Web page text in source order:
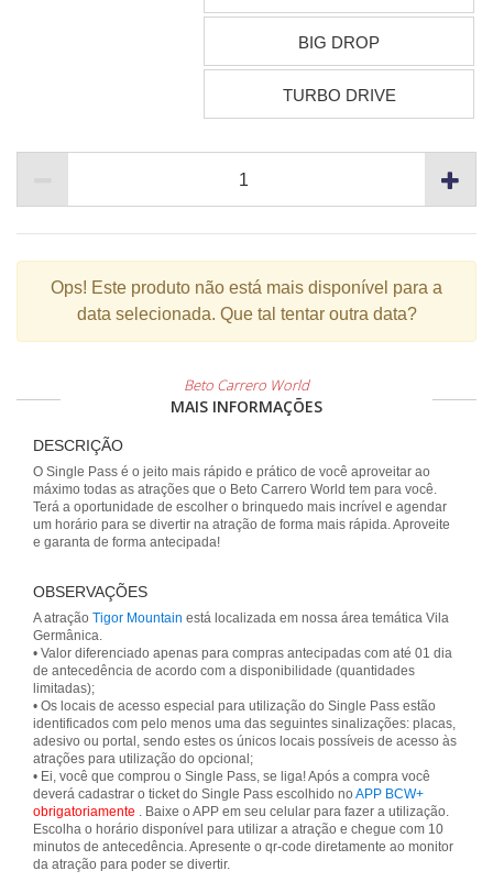
BIG DROP
TURBO DRIVE
Ops! Este produto não está mais disponível para a
data selecionada. Que tal tentar outra data?
Beto Carrero World
MAIS INFORMAÇÕES
DESCRIÇÃO
O Single Pass é o jeito mais rápido e prático de você aproveitar ao
máximo todas as atrações que o Beto Carrero World tem para você.
Terá a oportunidade de escolher o brinquedo mais incrível e agendar
um horário para se divertir na atração de forma mais rápida. Aproveite
e garanta de forma antecipada!
OBSERVAÇÕES
A atração Tigor Mountain está localizada em nossa área temática Vila
Germânica.
• Valor diferenciado apenas para compras antecipadas com até 01 dia
de antecedência de acordo com a disponibilidade (quantidades
limitadas);
• Os locais de acesso especial para utilização do Single Pass estão
identificados com pelo menos uma das seguintes sinalizações: placas,
adesivo ou portal, sendo estes os únicos locais possíveis de acesso às
atrações para utilização do opcional;
• Ei, você que comprou o Single Pass, se liga! Após a compra você
deverá cadastrar o ticket do Single Pass escolhido no APP BCW+
obrigatoriamente . Baixe o APP em seu celular para fazer a utilização.
Escolha o horário disponível para utilizar a atração e chegue com 10
minutos de antecedência. Apresente o qr-code diretamente ao monitor
da atração para poder se divertir.